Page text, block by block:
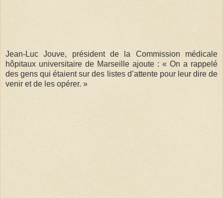
Jean-Luc Jouve, président de la Commission médicale
hôpitaux universitaire de Marseille ajoute : « On a rappelé
des gens qui étaient sur des listes d’attente pour leur dire de
venir et de les opérer. »